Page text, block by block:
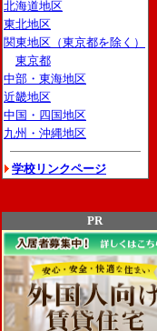
北海道地区
東北地区
関東地区（東京都を除く）
東京都
中部・東海地区
近畿地区
中国・四国地区
九州・沖縄地区
学校リンクページ
PR